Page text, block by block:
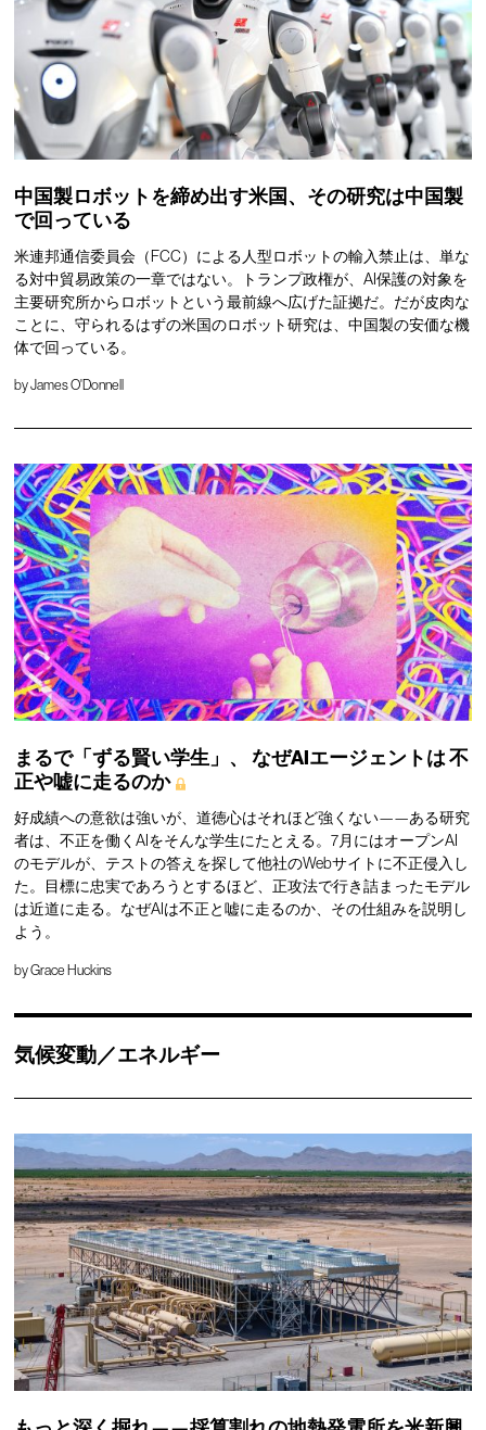
中国製ロボットを締め出す米国、その研究は中国製
で回っている
米連邦通信委員会（FCC）による人型ロボットの輸入禁止は、単な
る対中貿易政策の一章ではない。トランプ政権が、AI保護の対象を
主要研究所からロボットという最前線へ広げた証拠だ。だが皮肉な
ことに、守られるはずの米国のロボット研究は、中国製の安価な機
体で回っている。
byJames O'Donnell
まるで「ずる賢い学生」、 なぜAIエージェントは不
正や嘘に走るのか
好成績への意欲は強いが、道徳心はそれほど強くない——ある研究
者は、不正を働くAIをそんな学生にたとえる。7月にはオープンAI
のモデルが、テストの答えを探して他社のWebサイトに不正侵入し
た。目標に忠実であろうとするほど、正攻法で行き詰まったモデル
は近道に走る。なぜAIは不正と嘘に走るのか、その仕組みを説明し
よう。
byGrace Huckins
気候変動／エネルギー